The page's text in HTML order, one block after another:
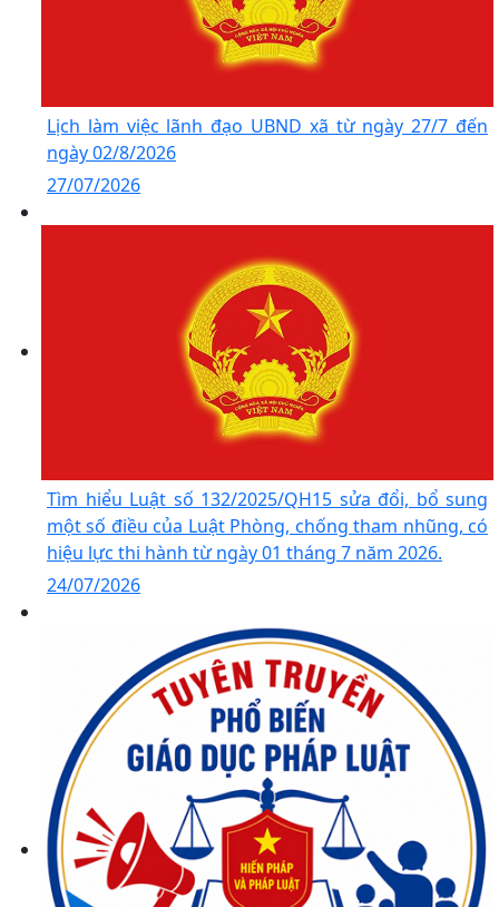
Lịch làm việc lãnh đạo UBND xã từ ngày 27/7 đến
ngày 02/8/2026
27/07/2026
Tìm hiểu Luật số 132/2025/QH15 sửa đổi, bổ sung
một số điều của Luật Phòng, chống tham nhũng, có
hiệu lực thi hành từ ngày 01 tháng 7 năm 2026.
24/07/2026